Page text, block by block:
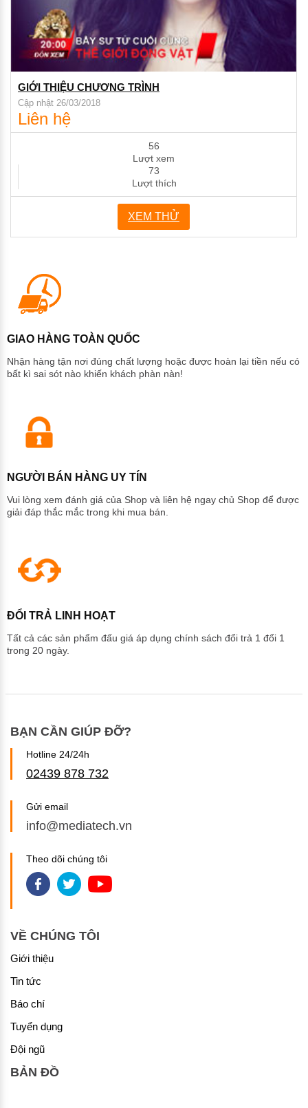
GIỚI THIỆU CHƯƠNG TRÌNH
Cập nhật 26/03/2018
Liên hệ
56
Lượt xem
73
Lượt thích
XEM THỬ
GIAO HÀNG TOÀN QUỐC
Nhận hàng tận nơi đúng chất lượng hoặc được hoàn lại tiền nếu có
bất kì sai sót nào khiến khách phàn nàn!
NGƯỜI BÁN HÀNG UY TÍN
Vui lòng xem đánh giá của Shop và liên hệ ngay chủ Shop để được
giải đáp thắc mắc trong khi mua bán.
ĐỔI TRẢ LINH HOẠT
Tất cả các sản phẩm đấu giá áp dụng chính sách đổi trả 1 đổi 1
trong 20 ngày.
BẠN CẦN GIÚP ĐỠ?
Hotline 24/24h
02439 878 732
Gửi email
info@mediatech.vn
Theo dõi chúng tôi
VỀ CHÚNG TÔI
Giới thiệu
Tin tức
Báo chí
Tuyển dụng
Đội ngũ
BẢN ĐỒ